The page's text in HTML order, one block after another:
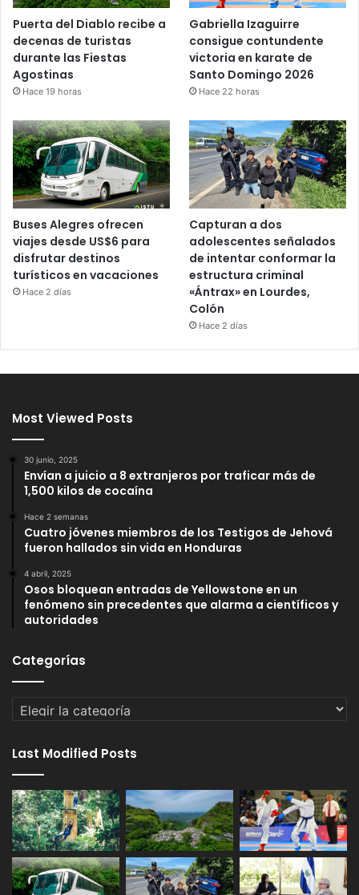
Puerta del Diablo recibe a
decenas de turistas
durante las Fiestas
Agostinas
Hace 19 horas
Gabriella Izaguirre
consigue contundente
victoria en karate de
Santo Domingo 2026
Hace 22 horas
Buses Alegres ofrecen
viajes desde US$6 para
disfrutar destinos
turísticos en vacaciones
Hace 2 días
Capturan a dos
adolescentes señalados
de intentar conformar la
estructura criminal
«Ántrax» en Lourdes,
Colón
Hace 2 días
Most Viewed Posts
30 junio, 2025
Envían a juicio a 8 extranjeros por traficar más de
1,500 kilos de cocaína
Hace 2 semanas
Cuatro jóvenes miembros de los Testigos de Jehová
fueron hallados sin vida en Honduras
4 abril, 2025
Osos bloquean entradas de Yellowstone en un
fenómeno sin precedentes que alarma a científicos y
autoridades
Categorías
Categorías
Last Modified Posts